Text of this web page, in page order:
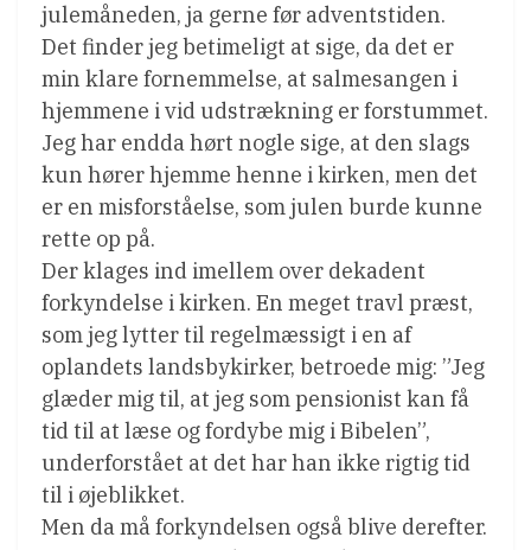
julemåneden, ja gerne før adventstiden.
Det finder jeg betimeligt at sige, da det er
min klare fornemmelse, at salmesangen i
hjemmene i vid udstrækning er forstummet.
Jeg har endda hørt nogle sige, at den slags
kun hører hjemme henne i kirken, men det
er en misforståelse, som julen burde kunne
rette op på.
Der klages ind imellem over dekadent
forkyndelse i kirken. En meget travl præst,
som jeg lytter til regelmæssigt i en af
oplandets landsbykirker, betroede mig: ”Jeg
glæder mig til, at jeg som pensionist kan få
tid til at læse og fordybe mig i Bibelen”,
underforstået at det har han ikke rigtig tid
til i øjeblikket.
Men da må forkyndelsen også blive derefter.